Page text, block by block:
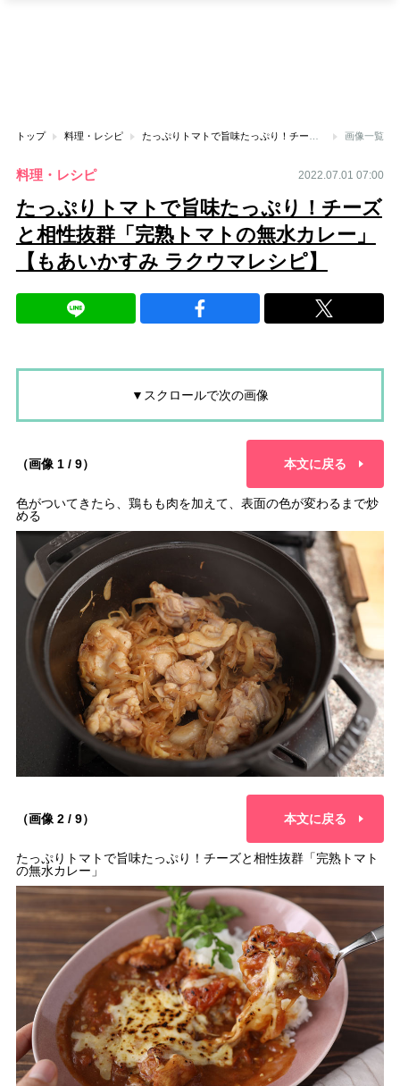
トップ 料理・レシピ 画像一覧
料理・レシピ 2022.07.01 07:00
たっぷりトマトで旨味たっぷり！チーズ
と相性抜群「完熟トマトの無水カレー」
【もあいかすみ ラクウマレシピ】
▼スクロールで次の画像
（画像 1 / 9） 本文に戻る
色がついてきたら、鶏もも肉を加えて、表面の色が変わるまで炒
める
（画像 2 / 9） 本文に戻る
たっぷりトマトで旨味たっぷり！チーズと相性抜群「完熟トマト
の無水カレー」